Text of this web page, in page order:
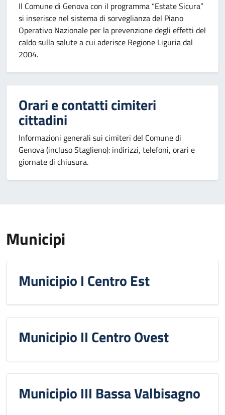
Il Comune di Genova con il programma “Estate Sicura”
si inserisce nel sistema di sorveglianza del Piano
Operativo Nazionale per la prevenzione degli effetti del
caldo sulla salute a cui aderisce Regione Liguria dal
2004.
Orari e contatti cimiteri
cittadini
Informazioni generali sui cimiteri del Comune di
Genova (incluso Staglieno): indirizzi, telefoni, orari e
giornate di chiusura.
Municipi
Municipio I Centro Est
Municipio II Centro Ovest
Municipio III Bassa Valbisagno